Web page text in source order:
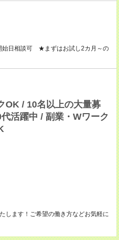
始日相談可 ★まずはお試し2カ月～の
OK / 10名以上の大量募
活躍中 / 副業・Wワーク
します！ご希望の働き方などお気軽に